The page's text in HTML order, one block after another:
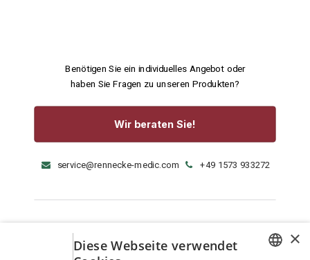
Benötigen Sie ein individuelles Angebot oder
haben Sie Fragen zu unseren Produkten?
Wir beraten Sie!
service@rennecke-medic.com +49 1573 933272
×
Diese Webseite verwendet